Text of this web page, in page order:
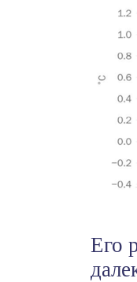
Его